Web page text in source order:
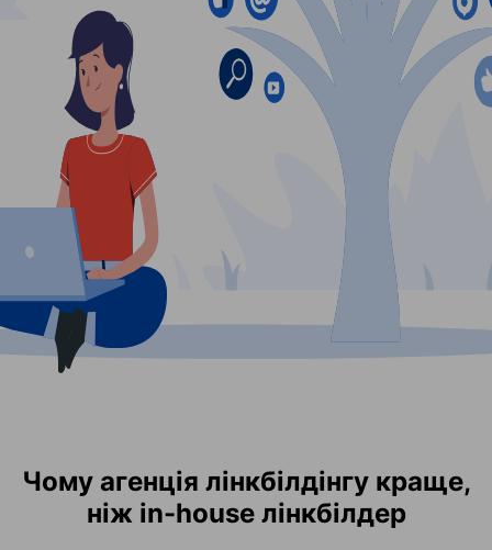
Чому агенція лінкбілдінгу краще,
ніж in-house лінкбілдер